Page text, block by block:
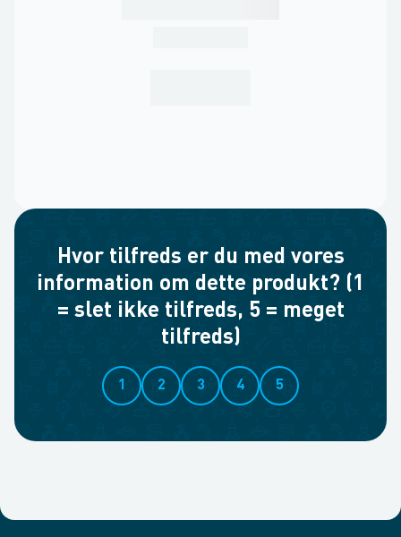
Hvor tilfreds er du med vores
information om dette produkt? (1
= slet ikke tilfreds, 5 = meget
tilfreds)
1 2 3 4 5